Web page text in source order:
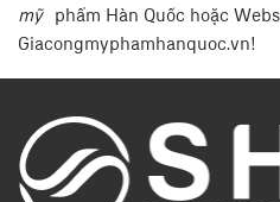
mỹ phẩm Hàn Quốc hoặc
Giacongmyphamhanquoc.vn!